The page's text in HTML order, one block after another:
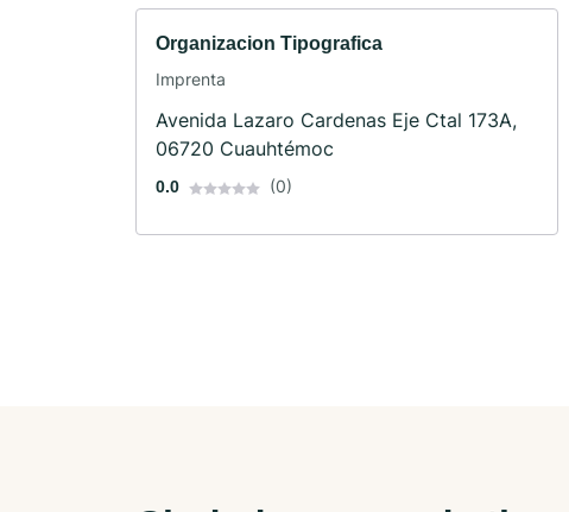
Organizacion Tipografica
Imprenta
Avenida Lazaro Cardenas Eje Ctal 173A,
06720 Cuauhtémoc
0.0 (0)